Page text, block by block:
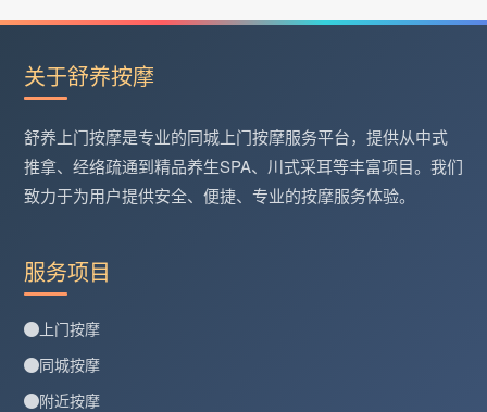
关于舒养按摩
舒养上门按摩是专业的同城上门按摩服务平台，提供从中式
推拿、经络疏通到精品养生SPA、川式采耳等丰富项目。我们
致力于为用户提供安全、便捷、专业的按摩服务体验。
服务项目
上门按摩
同城按摩
附近按摩